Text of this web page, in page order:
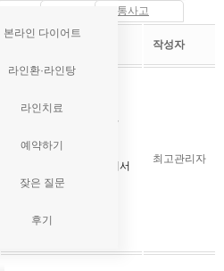
본라인 다이어트
라인환·라인탕
라인치료
예약하기
잦은 질문
후기
교통사고
작성자
내용을
로그인이
본라인한의원
10kg 감량(70kg…
본라인한의원 문래점에서
라인탕으로 3개월 동안
환자분의
[ 2025-04-08 ]
최고관리자